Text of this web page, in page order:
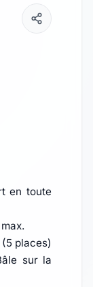
en toute
places)
sur la